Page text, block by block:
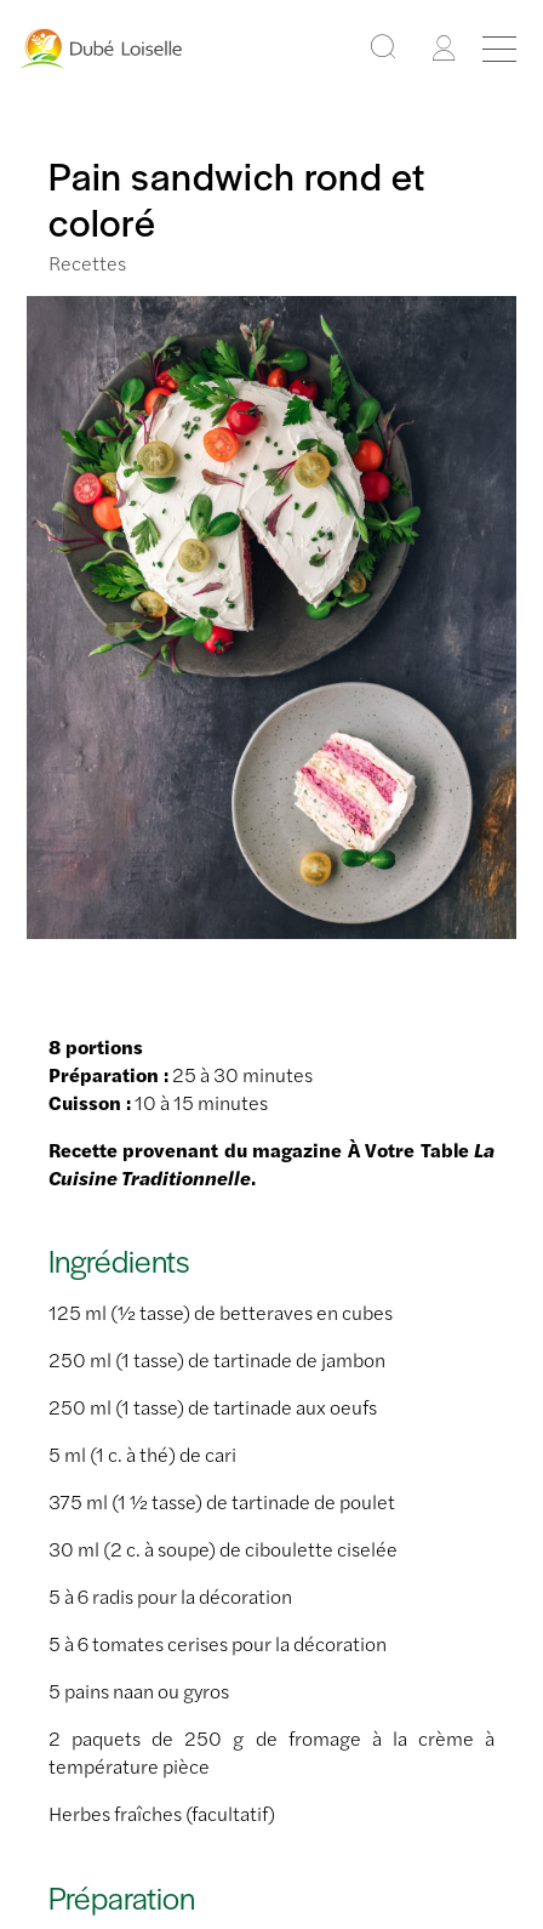
Pain sandwich rond et
coloré
Recettes
8 portions
Préparation :25 à 30 minutes
Cuisson :10 à 15 minutes
Recette provenant du magazine À Votre TableLa
Cuisine Traditionnelle.
Ingrédients
125 ml (½ tasse) de betteraves en cubes
250 ml (1 tasse) de tartinade de jambon
250 ml (1 tasse) de tartinade aux oeufs
5 ml (1 c. à thé) de cari
375 ml (1 ½ tasse) de tartinade de poulet
30 ml (2 c. à soupe) de ciboulette ciselée
5 à 6 radis pour la décoration
5 à 6 tomates cerises pour la décoration
5 pains naan ou gyros
2 paquets de 250 g de fromage à la crème à
température pièce
Herbes fraîches (facultatif)
Préparation